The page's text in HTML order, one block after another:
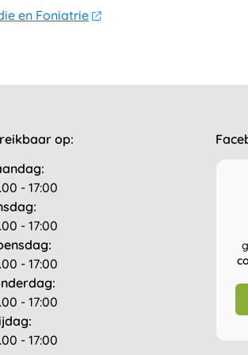
en Foniatrie
op:
- 17:00
- 17:00
- 17:00
- 17:00
- 17:00